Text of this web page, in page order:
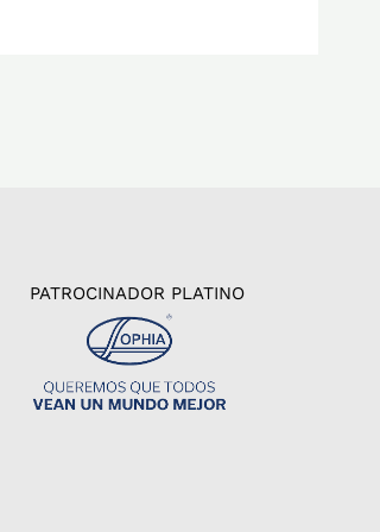
PATROCINADOR PLATINO